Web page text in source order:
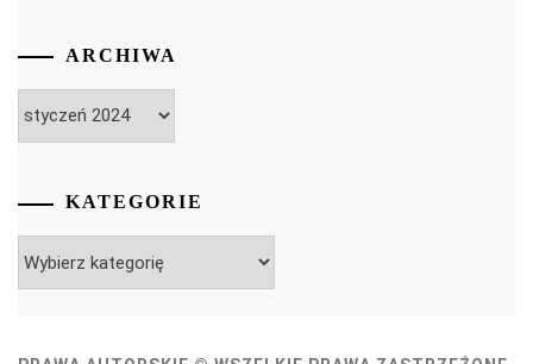
ARCHIWA
KATEGORIE